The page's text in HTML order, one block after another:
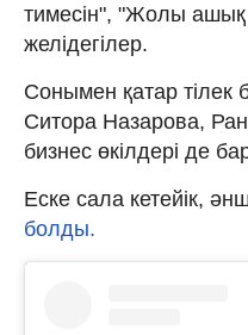
тимесін", "Жолы
желідегілер.
Сонымен қатар тілек
Ситора Назарова,
бизнес өкілдері де
Еске сала кетейік,
болды.